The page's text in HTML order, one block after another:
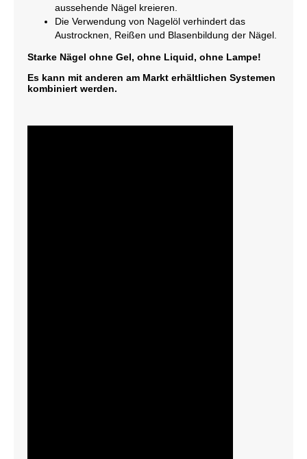
aussehende Nägel kreieren.
Die Verwendung von Nagelöl verhindert das
Austrocknen, Reißen und Blasenbildung der Nägel.
Starke Nägel ohne Gel, ohne Liquid, ohne Lampe!
Es kann mit anderen am Markt erhältlichen Systemen
kombiniert werden.